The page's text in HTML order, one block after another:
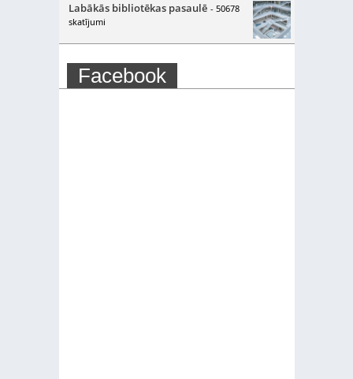
Labākās bibliotēkas pasaulē - 50678
skatījumi
Facebook